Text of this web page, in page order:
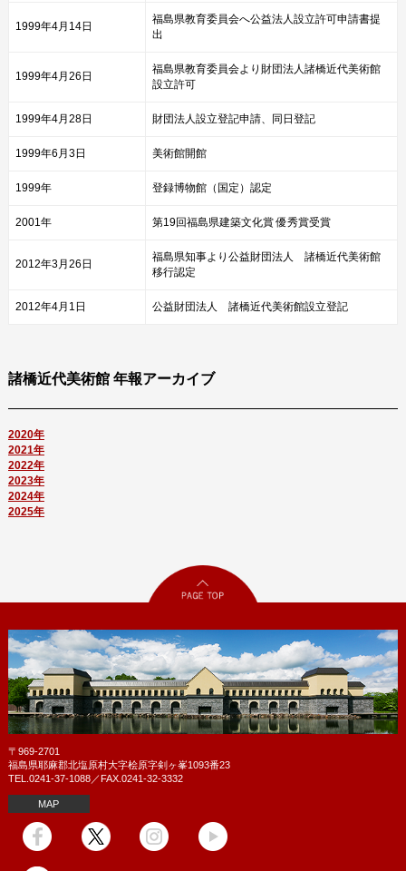
1999年4月14日
福島県教育委員会へ公益法人設立許可申請書提
出
1999年4月26日
福島県教育委員会より財団法人諸橋近代美術館
設立許可
1999年4月28日 財団法人設立登記申請、同日登記
1999年6月3日 美術館開館
1999年 登録博物館（国定）認定
2001年 第19回福島県建築文化賞 優秀賞受賞
2012年3月26日
福島県知事より公益財団法人 諸橋近代美術館
移行認定
2012年4月1日 公益財団法人 諸橋近代美術館設立登記
諸橋近代美術館 年報アーカイブ
2020年
2021年
2022年
2023年
2024年
2025年
〒969-2701
福島県耶麻郡北塩原村大字桧原字剣ヶ峯1093番23
TEL.0241-37-1088／FAX.0241-32-3332
MAP